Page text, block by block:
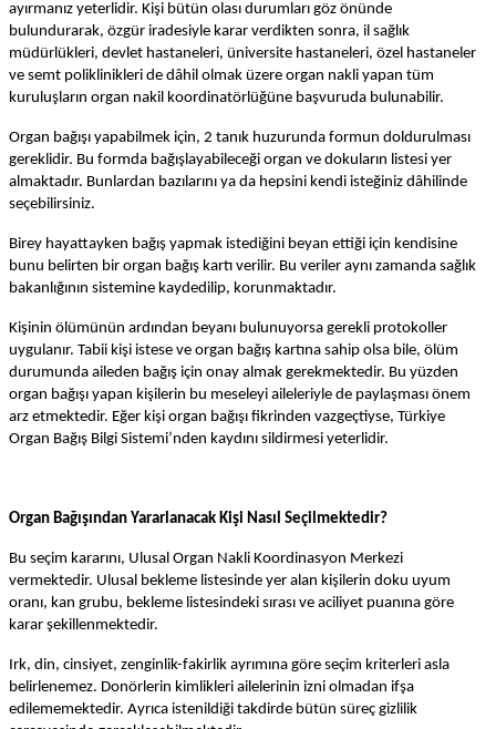
ayırmanız yeterlidir. Kişi bütün olası durumları göz önünde
bulundurarak, özgür iradesiyle karar verdikten sonra, il sağlık
müdürlükleri, devlet hastaneleri, üniversite hastaneleri, özel hastaneler
ve semt poliklinikleri de dâhil olmak üzere organ nakli yapan tüm
kuruluşların organ nakil koordinatörlüğüne başvuruda bulunabilir.
Organ bağışı yapabilmek için, 2 tanık huzurunda formun doldurulması
gereklidir. Bu formda bağışlayabileceği organ ve dokuların listesi yer
almaktadır. Bunlardan bazılarını ya da hepsini kendi isteğiniz dâhilinde
seçebilirsiniz.
Birey hayattayken bağış yapmak istediğini beyan ettiği için kendisine
bunu belirten bir organ bağış kartı verilir. Bu veriler aynı zamanda sağlık
bakanlığının sistemine kaydedilip, korunmaktadır.
Kişinin ölümünün ardından beyanı bulunuyorsa gerekli protokoller
uygulanır. Tabii kişi istese ve organ bağış kartına sahip olsa bile, ölüm
durumunda aileden bağış için onay almak gerekmektedir. Bu yüzden
organ bağışı yapan kişilerin bu meseleyi aileleriyle de paylaşması önem
arz etmektedir. Eğer kişi organ bağışı fikrinden vazgeçtiyse, Türkiye
Organ Bağış Bilgi Sistemi’nden kaydını sildirmesi yeterlidir.
Organ Bağışından Yararlanacak Kişi Nasıl Seçilmektedir?
Bu seçim kararını, Ulusal Organ Nakli Koordinasyon Merkezi
vermektedir. Ulusal bekleme listesinde yer alan kişilerin doku uyum
oranı, kan grubu, bekleme listesindeki sırası ve aciliyet puanına göre
karar şekillenmektedir.
Irk, din, cinsiyet, zenginlik-fakirlik ayrımına göre seçim kriterleri asla
belirlenemez. Donörlerin kimlikleri ailelerinin izni olmadan ifşa
edilememektedir. Ayrıca istenildiği takdirde bütün süreç gizlilik